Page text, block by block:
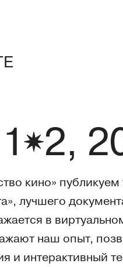
1 2,
кино»
лучшего
в
наш опыт,
и интерактивный